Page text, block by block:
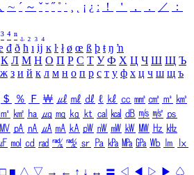
∼ ´ ～ ˇ ˘ ˝ ˚ ˙ ¸ ¡ ¿ ː ！ ＇ ， ． ／
：
³ ⁴ ⁿ ₁ ₂ ₃ ₄
đ ð ħ ı ĳ ĸ ŀ ł ø œ ß þ ŧ ŋ ŉ
К Л М Н О П Р С Т У Ф Х Ц Ч Ш Щ Ъ
ж з и й к л м н о п р с т у ф х ц ч ш щ ъ
＄ ％ Ｆ ￦ ㎕ ㎖ ㎗ ℓ ㎘ ㏄ ㎣ ㎤ ㎥ ㎦
㎡ ㎢ ㏊ ㎍ ㎎ ㎏ ㏏ ㎈ ㎉ ㏈ ㎧ ㎨ ㎰
㎹ ㎀ ㎁ ㎂ ㎃ ㎄ ㎺ ㎻ ㎽ ㎾ ㎿ ㎐ ㎑
㏖ ㏅ ㎭ ㎮ ㎯ ㏛ ㎩ ㎪ ㎫ ㎬ ㏝ ㏐
㏓
□ ■ △ ▽ → ← ↑ ↓ ↔ 〓 ◁ ◀ ▷ ▶ ♤